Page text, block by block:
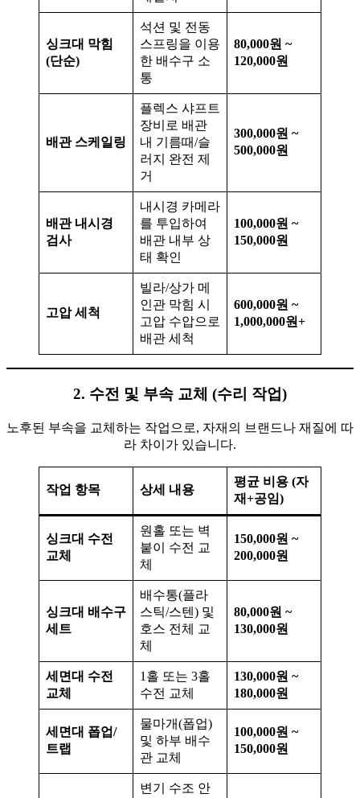
싱크대 막힘
(단순)
석션 및 전동
스프링을 이용
한 배수구 소
통
80,000원 ~
120,000원
배관 스케일링
플렉스 샤프트
장비로 배관
내 기름때/슬
러지 완전 제
거
300,000원 ~
500,000원
배관 내시경
검사
내시경 카메라
를 투입하여
배관 내부 상
태 확인
100,000원 ~
150,000원
고압 세척
빌라/상가 메
인관 막힘 시
고압 수압으로
배관 세척
600,000원 ~
1,000,000원+
2. 수전 및 부속 교체 (수리 작업)
노후된 부속을 교체하는 작업으로, 자재의 브랜드나 재질에 따
라 차이가 있습니다.
작업 항목 상세 내용
평균 비용 (자
재+공임)
싱크대 수전
교체
원홀 또는 벽
붙이 수전 교
체
150,000원 ~
200,000원
싱크대 배수구
세트
배수통(플라
스틱/스텐) 및
호스 전체 교
체
80,000원 ~
130,000원
세면대 수전
교체
1홀 또는 3홀
수전 교체
130,000원 ~
180,000원
세면대 폽업/
트랩
물마개(폽업)
및 하부 배수
관 교체
100,000원 ~
150,000원
변기 수조 안